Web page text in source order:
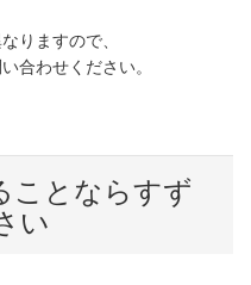
りますので、
合わせください。
ことならすず
い